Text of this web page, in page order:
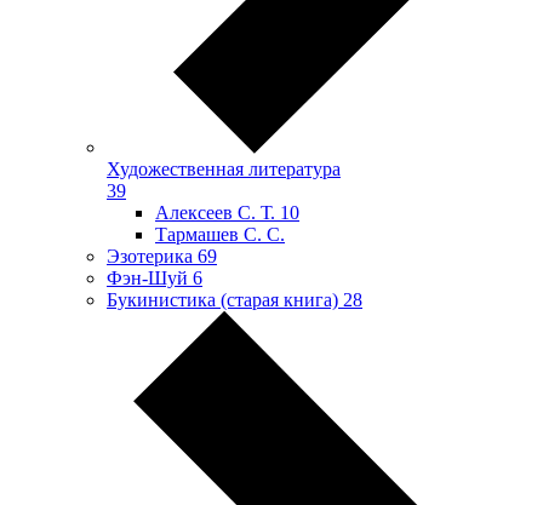
Художественная литература
39
Алексеев С. Т. 10
Тармашев С. С.
Эзотерика 69
Фэн-Шуй 6
Букинистика (старая книга) 28